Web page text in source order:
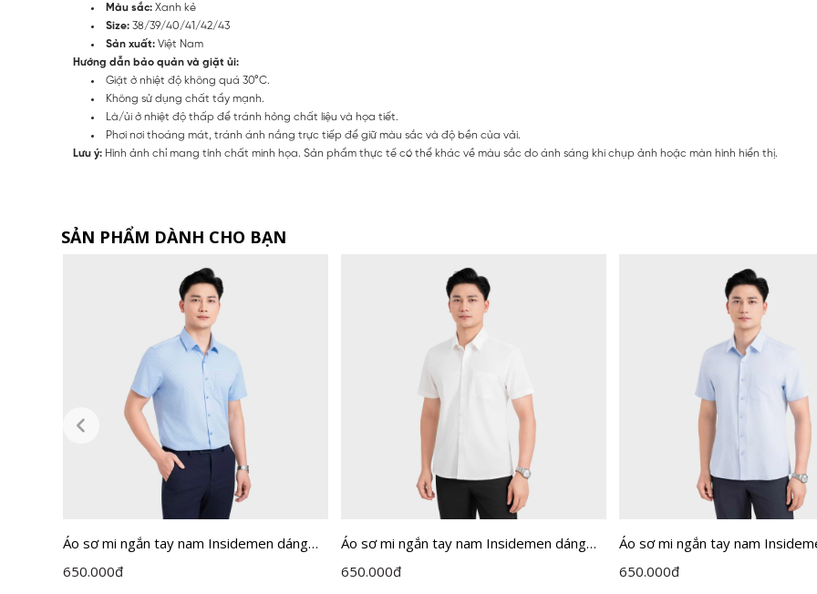
Màu sắc: Xanh kẻ
Size: 38/39/40/41/42/43
Sản xuất: Việt Nam
Hướng dẫn bảo quản và giặt ủi:
Giặt ở nhiệt độ không quá 30°C.
Không sử dụng chất tẩy mạnh.
Là/ủi ở nhiệt độ thấp để tránh hỏng chất liệu và họa tiết.
Phơi nơi thoáng mát, tránh ánh nắng trực tiếp để giữ màu sắc và độ bền của vải.
Lưu ý: Hình ảnh chỉ mang tính chất minh họa. Sản phẩm thực tế có thể khác về màu sắc do ánh sáng khi chụp ảnh hoặc màn hình hiển thị.
SẢN PHẨM DÀNH CHO BẠN
Áo sơ mi ngắn tay nam Insidemen dáng
Perfect Fit ISS303MAH0
650.000đ
Áo sơ mi ngắn tay nam Insidemen dáng
Perfect Fit ISS301MAH0
650.000đ
Áo sơ mi ngắn tay nam
Perfect Fit ISS302MAH0
650.000đ